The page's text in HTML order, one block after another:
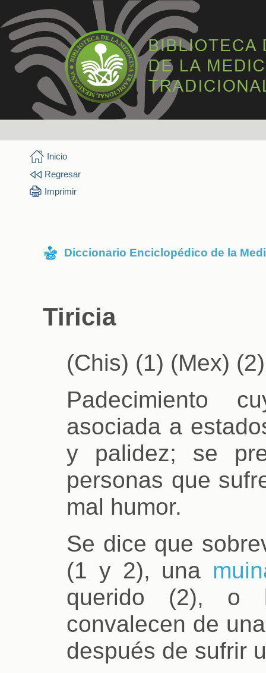
Inicio
Regresar
Imprimir
Diccionario Enciclopédico de la
Tiricia
(Chis) (1) (Mex)
Padecimiento
asociada a
y palidez; se
personas que
mal humor.
Se dice que
(1 y 2), una
querido (2), o
convalecen de
después de sufrir